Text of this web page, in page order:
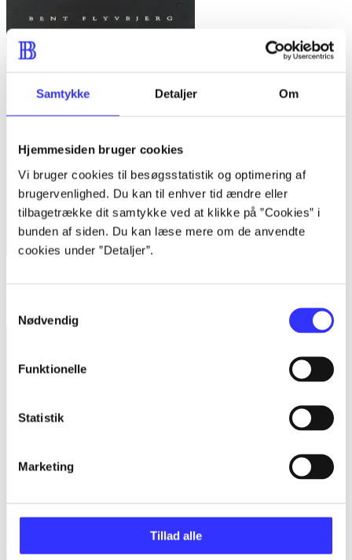
Samtykke Detaljer Om
Hjemmesiden bruger cookies
Vi bruger cookies til besøgsstatistik og optimering af
brugervenlighed. Du kan til enhver tid ændre eller
tilbagetrække dit samtykke ved at klikke på ”Cookies” i
bunden af siden. Du kan læse mere om de anvendte
cookies under ”Detaljer”.
Nødvendig
Funktionelle
Statistik
Marketing
Tillad alle